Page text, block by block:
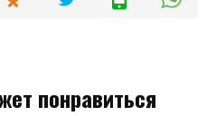
понравиться